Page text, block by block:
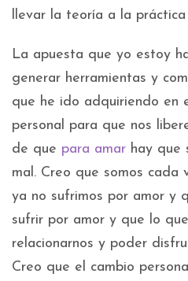
llevar la teoría a la
La apuesta que yo estoy
generar herramientas y
que he ido adquiriendo en
personal para que nos
de que para amar hay que
mal. Creo que somos cada
ya no sufrimos por amor y
sufrir por amor y que lo
relacionarnos y poder
Creo que el cambio